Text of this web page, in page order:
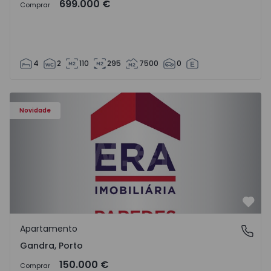
Comprar 699.000 €
4 2 110 295 7500 0
Novidade
Apartamento T0 Paredes, Gandra - 1575265 - 1
Gandra, Porto
Apartamento
Gandra, Porto
Comprar 150.000 €